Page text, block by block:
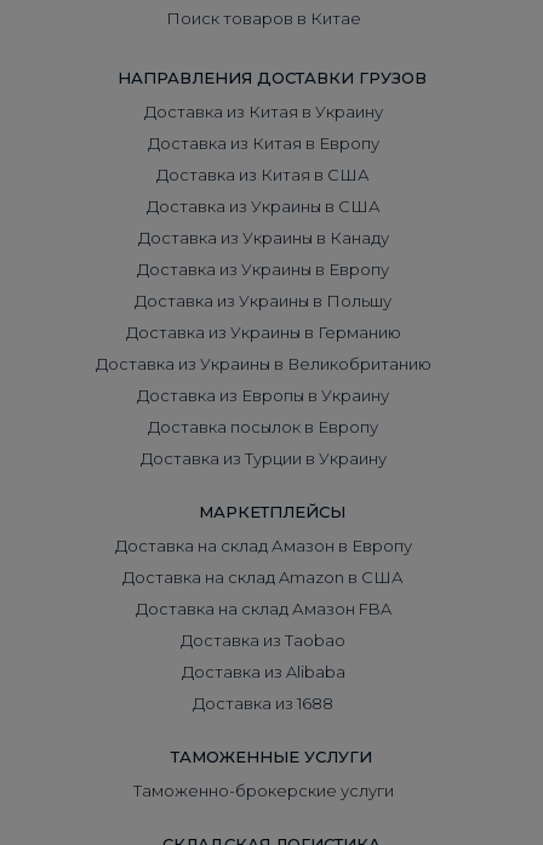
Поиск товаров в Китае
НАПРАВЛЕНИЯ ДОСТАВКИ ГРУЗОВ
Доставка из Китая в Украину
Доставка из Китая в Европу
Доставка из Китая в США
Доставка из Украины в США
Доставка из Украины в Канаду
Доставка из Украины в Европу
Доставка из Украины в Польшу
Доставка из Украины в Германию
Доставка из Украины в Великобританию
Доставка из Европы в Украину
Доставка посылок в Европу
Доставка из Турции в Украину
МАРКЕТПЛЕЙСЫ
Доставка на склад Амазон в Европу
Доставка на склад Amazon в США
Доставка на склад Амазон FBA
Доставка из Taobao
Доставка из Alibaba
Доставка из 1688
ТАМОЖЕННЫЕ УСЛУГИ
Таможенно-брокерские услуги